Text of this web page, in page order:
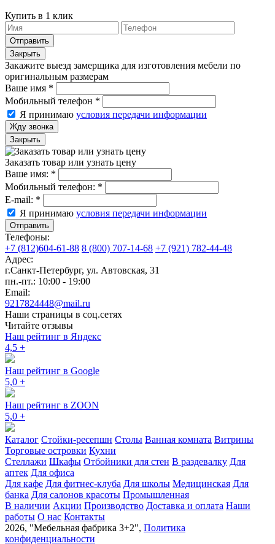
Купить в 1 клик
Отправить
Закрыть
Закажите выезд замерщика для изготовления мебели по
оригинальным размерам
Ваше имя *
Мобильный телефон *
Я принимаю условия передачи информации
Жду звонка
Закрыть
Заказать товар или узнать цену
Ваше имя: *
Мобильный телефон: *
E-mail: *
Я принимаю условия передачи информации
Отправить
Телефоны:
+7 (812)604-61-88 8 (800) 707-14-68 +7 (921) 782-44-48
Адрес:
г.Санкт-Петербург, ул. Автовская, 31
пн.-пт.: 10:00 - 19:00
Email:
9217824448@mail.ru
Наши страницы в соц.сетях
Читайте отзывы
Наш рейтинг в Яндекс
4,5 +
Наш рейтинг в Google
5,0 +
Наш рейтинг в ZOON
5,0 +
Каталог Стойки-ресепшн Столы Ванная комната Витрины
Торговые островки Кухни
Стеллажи Шкафы Отбойники для стен В раздевалку Для
аптек Для офиса
Для кафе Для фитнес-клуба Для школы Медицинская Для
банка Для салонов красоты Промышленная
В наличии Акции Производство Доставка и оплата Наши
работы О нас Контакты
2026, "Мебельная фабрика 3+2", Политика
конфиденциальности